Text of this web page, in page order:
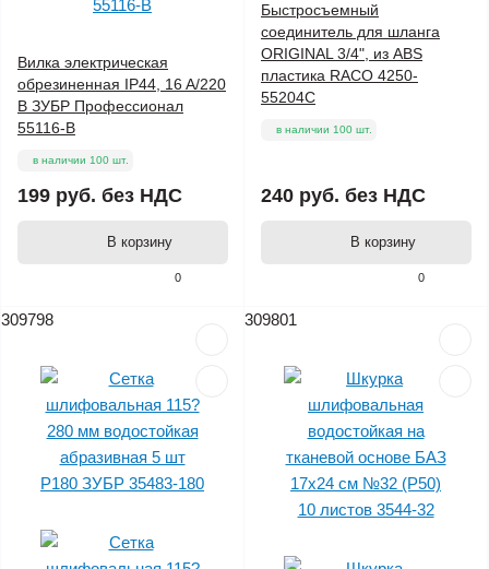
0
Вилка электрическая
обрезиненная IP44, 16 A/220
В ЗУБР Профессионал
55116-B
в наличии 100 шт.
199 руб. без НДС
В корзину
0
Быстросъемный
соединитель для шланга
ORIGINAL 3/4", из ABS
пластика RACO 4250-
55204C
в наличии 100 шт.
240 руб. без НДС
В корзину
309798 309801